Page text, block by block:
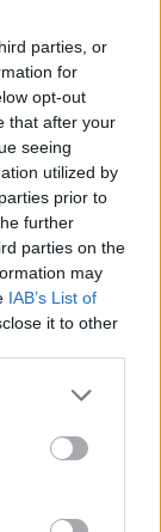
parties, or
for
opt-out
that after your
seeing
utilized by
prior to
further
parties on the
may
IAB’s List of
it to other
more Google
may click to
tags to
Google